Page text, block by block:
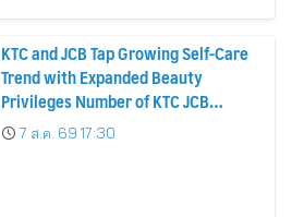
KTC and JCB Tap Growing Self-Care
Trend with Expanded Beauty
Privileges Number of KTC JCB
Cardmembers Spending on
Cosmetics Rises 26%
7 ส.ค. 69 17:30